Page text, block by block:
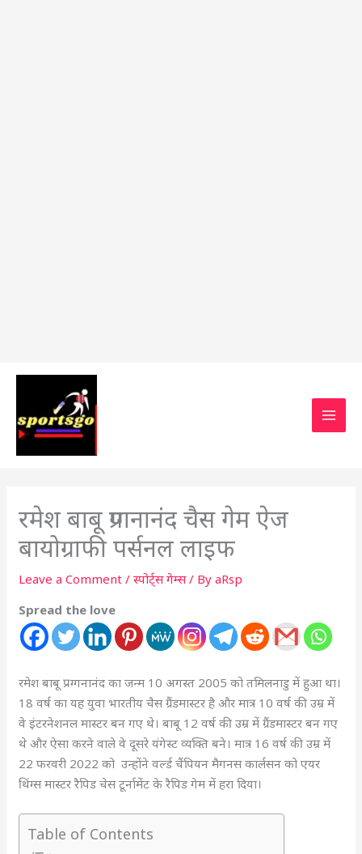
रमेश बाबू प्रग्गनानंद चैस गेम ऐज
बायोग्राफी पर्सनल लाइफ
Leave a Comment /स्पोर्ट्स गेम्स/ ByaRsp
Spread the love
रमेश बाबू प्रग्गनानंद का जन्म 10 अगस्त 2005 को तमिलनाडु में हुआ था।
18 वर्ष का यह युवा भारतीय चैस ग्रैंडमास्टर है और मात्र 10 वर्ष की उम्र में
वे इंटरनेशनल मास्टर बन गए थे। बाबू 12 वर्ष की उम्र में ग्रैंडमास्टर बन गए
थे और ऐसा करने वाले वे दूसरे यंगेस्ट व्यक्ति बने। मात्र 16 वर्ष की उम्र में
22 फरवरी 2022 को उन्होंने वर्ल्ड चैंपियन मैगनस कार्लसन को एयर
थिंग्स मास्टर रैपिड चेस टूर्नामेंट के रैपिड गेम में हरा दिया।
Table of Contents